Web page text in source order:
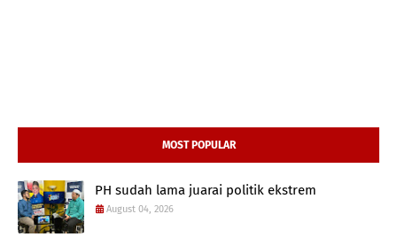
MOST POPULAR
PH sudah lama juarai politik ekstrem
August 04, 2026